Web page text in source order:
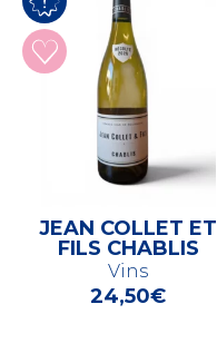
JEAN COLLET ET
FILS CHABLIS
Vins
24,50€